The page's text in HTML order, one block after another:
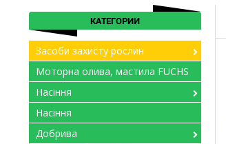
КАТЕГОРИИ
Засоби захисту рослин
Моторна олива, мастила FUCHS
Насіння
Насіння
Добрива